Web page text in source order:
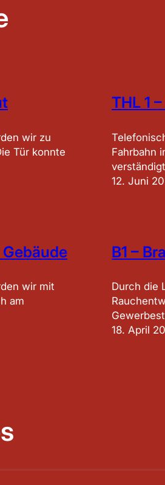
wir zu
Tür konnte
THL 1
Fahrbahn
12. Juni
Gebäude
wir mit
am
B1 –
Durch die
18. April